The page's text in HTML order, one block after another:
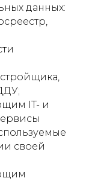
данных:
IT- и
своей